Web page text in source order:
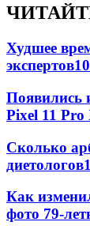
Худшее
экспертов
Появились
Pixel 11 Pro
Сколько
диетологов
Как
фото 79-